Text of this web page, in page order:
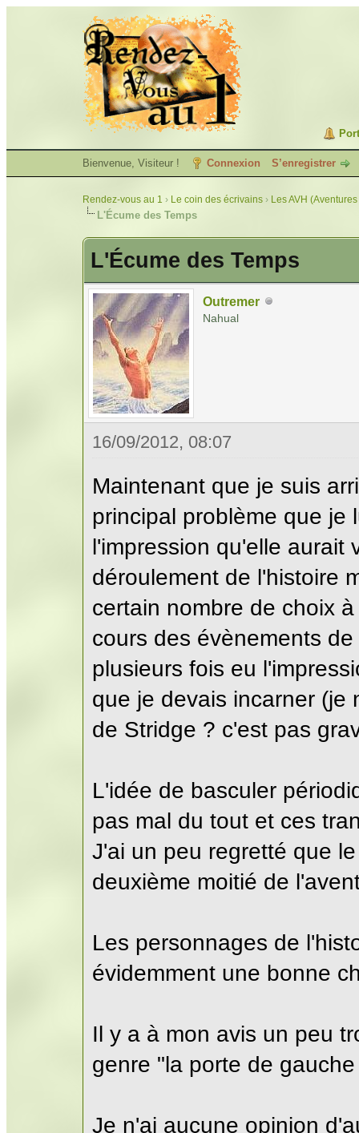
Bienvenue, Visiteur ! Connexion S’enregistrer
Rendez-vous au 1 › Le coin des écrivains › Les AVH
L'Écume des Temps
L'Écume des Temps
Outremer
Nahual
16/09/2012, 08:07
Maintenant que je suis
principal problème que je
l'impression qu'elle aurait
déroulement de l'histoire
certain nombre de choix
cours des évènements
plusieurs fois eu
que je devais incarner (je
de Stridge ? c'est pas
L'idée de basculer
pas mal du tout et ces
J'ai un peu regretté que
deuxième moitié de
Les personnages de
évidemment une bonne
Il y a à mon avis un peu
genre "la porte de
Je n'ai aucune opinion